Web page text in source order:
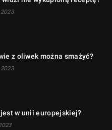
z oliwek można smażyć?
jest w unii europejskiej?